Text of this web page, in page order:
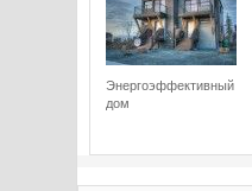
Энергоэффективный
дом